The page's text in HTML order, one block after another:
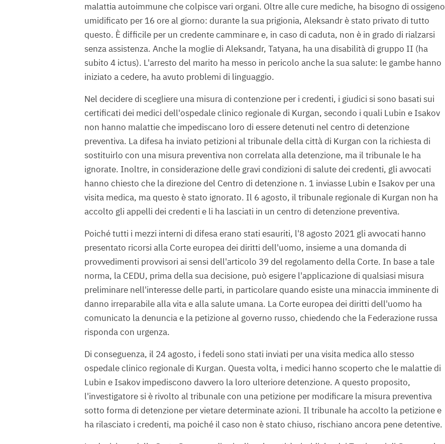
malattia autoimmune che colpisce vari organi. Oltre alle cure mediche, ha bisogno di ossigeno
umidificato per 16 ore al giorno: durante la sua prigionia, Aleksandr è stato privato di tutto
questo. È difficile per un credente camminare e, in caso di caduta, non è in grado di rialzarsi
senza assistenza. Anche la moglie di Aleksandr, Tatyana, ha una disabilità di gruppo II (ha
subito 4 ictus). L'arresto del marito ha messo in pericolo anche la sua salute: le gambe hanno
iniziato a cedere, ha avuto problemi di linguaggio.
Nel decidere di scegliere una misura di contenzione per i credenti, i giudici si sono basati sui
certificati dei medici dell'ospedale clinico regionale di Kurgan, secondo i quali Lubin e Isakov
non hanno malattie che impediscano loro di essere detenuti nel centro di detenzione
preventiva. La difesa ha inviato petizioni al tribunale della città di Kurgan con la richiesta di
sostituirlo con una misura preventiva non correlata alla detenzione, ma il tribunale le ha
ignorate. Inoltre, in considerazione delle gravi condizioni di salute dei credenti, gli avvocati
hanno chiesto che la direzione del Centro di detenzione n. 1 inviasse Lubin e Isakov per una
visita medica, ma questo è stato ignorato. Il 6 agosto, il tribunale regionale di Kurgan non ha
accolto gli appelli dei credenti e li ha lasciati in un centro di detenzione preventiva.
Poiché tutti i mezzi interni di difesa erano stati esauriti, l'8 agosto 2021 gli avvocati hanno
presentato ricorsi alla Corte europea dei diritti dell'uomo, insieme a una domanda di
provvedimenti provvisori ai sensi dell'articolo 39 del regolamento della Corte. In base a tale
norma, la CEDU, prima della sua decisione, può esigere l'applicazione di qualsiasi misura
preliminare nell'interesse delle parti, in particolare quando esiste una minaccia imminente di
danno irreparabile alla vita e alla salute umana. La Corte europea dei diritti dell'uomo ha
comunicato la denuncia e la petizione al governo russo, chiedendo che la Federazione russa
risponda con urgenza.
Di conseguenza, il 24 agosto, i fedeli sono stati inviati per una visita medica allo stesso
ospedale clinico regionale di Kurgan. Questa volta, i medici hanno scoperto che le malattie di
Lubin e Isakov impediscono davvero la loro ulteriore detenzione. A questo proposito,
l'investigatore si è rivolto al tribunale con una petizione per modificare la misura preventiva
sotto forma di detenzione per vietare determinate azioni. Il tribunale ha accolto la petizione e
ha rilasciato i credenti, ma poiché il caso non è stato chiuso, rischiano ancora pene detentive.